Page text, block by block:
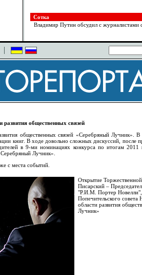
Сотка
Владимир Путин обсудил с журналистами
развития общественных связей
общественных связей «Серебряный Лучник».
книг. В ходе довольно сложных дискуссий, после
в 9-ми номинациях конкурса по итогам 2011
Лучник».
с места событий.
Открытие
Писарский –
"Р.И.М. Портер Новелли",
Попечительского
области развития
Лучник»